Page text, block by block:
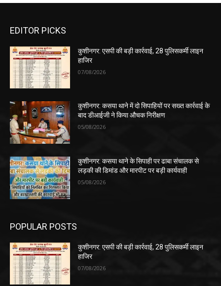
EDITOR PICKS
कुशीनगर: एसपी की बड़ी कार्रवाई, 28 पुलिसकर्मी लाइन
हाजिर
07/08/2026
कुशीनगर: कसया थाने में दो सिपाहियों पर सख्त कार्रवाई के
बाद डीआईजी ने किया औचक निरीक्षण
05/08/2026
कुशीनगर: कसया थाने के सिपाही पर ढाबा संचालक से
लड़की की डिमांड और मारपीट पर बड़ी कार्यवाही
05/08/2026
POPULAR POSTS
कुशीनगर: एसपी की बड़ी कार्रवाई, 28 पुलिसकर्मी लाइन
हाजिर
07/08/2026